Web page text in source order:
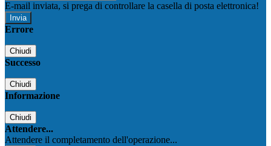
E-mail inviata, si prega di controllare la casella di posta elettronica!
Errore
Chiudi
Successo
Chiudi
Informazione
Chiudi
Attendere...
Attendere il completamento dell'operazione...